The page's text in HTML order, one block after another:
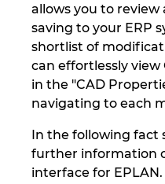
allows you to review
saving to your ERP
shortlist of
can effortlessly
in the "CAD
navigating to each
In the following fact
further information
interface for EPLAN.